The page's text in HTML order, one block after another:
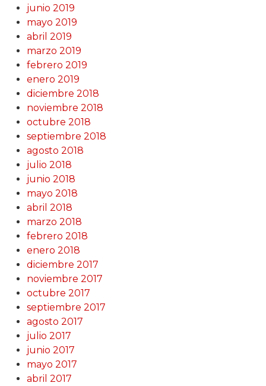
junio 2019
mayo 2019
abril 2019
marzo 2019
febrero 2019
enero 2019
diciembre 2018
noviembre 2018
octubre 2018
septiembre 2018
agosto 2018
julio 2018
junio 2018
mayo 2018
abril 2018
marzo 2018
febrero 2018
enero 2018
diciembre 2017
noviembre 2017
octubre 2017
septiembre 2017
agosto 2017
julio 2017
junio 2017
mayo 2017
abril 2017